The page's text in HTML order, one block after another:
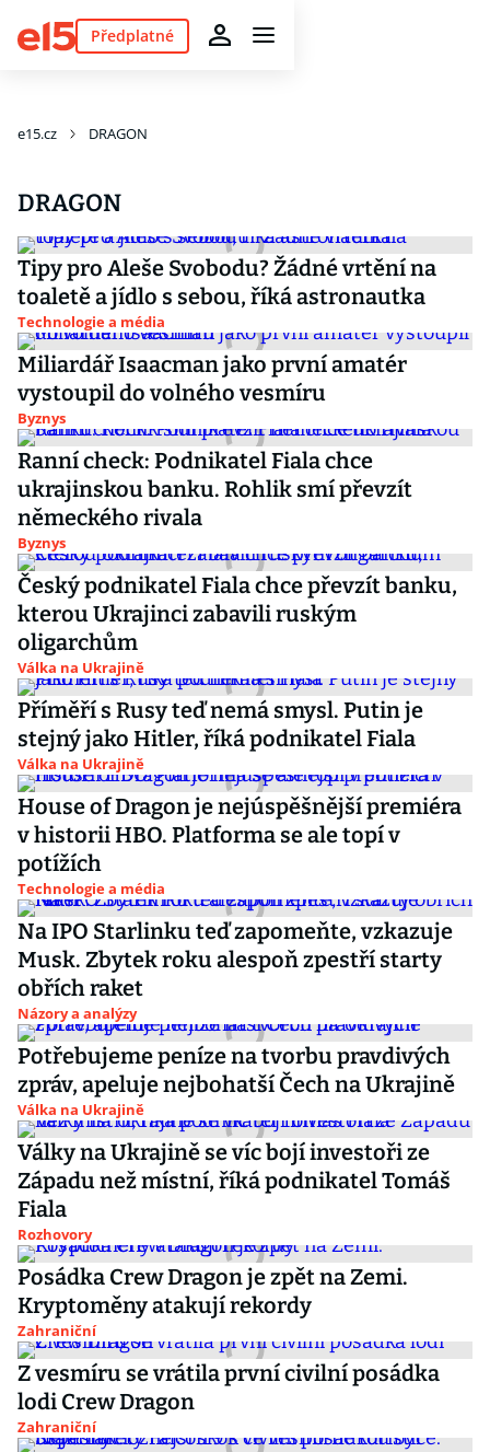
Předplatné
e15.cz DRAGON
DRAGON
Tipy pro Aleše Svobodu? Žádné vrtění na
toaletě a jídlo s sebou, říká astronautka
Technologie a média
Miliardář Isaacman jako první amatér
vystoupil do volného vesmíru
Byznys
Ranní check: Podnikatel Fiala chce
ukrajinskou banku. Rohlik smí převzít
německého rivala
Byznys
Český podnikatel Fiala chce převzít banku,
kterou Ukrajinci zabavili ruským
oligarchům
Válka na Ukrajině
Příměří s Rusy teď nemá smysl. Putin je
stejný jako Hitler, říká podnikatel Fiala
Válka na Ukrajině
House of Dragon je nejúspěšnější premiéra
v historii HBO. Platforma se ale topí v
potížích
Technologie a média
Na IPO Starlinku teď zapomeňte, vzkazuje
Musk. Zbytek roku alespoň zpestří starty
obřích raket
Názory a analýzy
Potřebujeme peníze na tvorbu pravdivých
zpráv, apeluje nejbohatší Čech na Ukrajině
Válka na Ukrajině
Války na Ukrajině se víc bojí investoři ze
Západu než místní, říká podnikatel Tomáš
Fiala
Rozhovory
Posádka Crew Dragon je zpět na Zemi.
Kryptoměny atakují rekordy
Zahraniční
Z vesmíru se vrátila první civilní posádka
lodi Crew Dragon
Zahraniční